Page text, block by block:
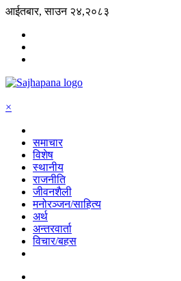
आईतबार, साउन २४,२०८३
×
समाचार
विशेष
स्थानीय
राजनीति
जीवनशैली
मनोरञ्जन/साहित्य
अर्थ
अन्तरवार्ता
विचार/बहस